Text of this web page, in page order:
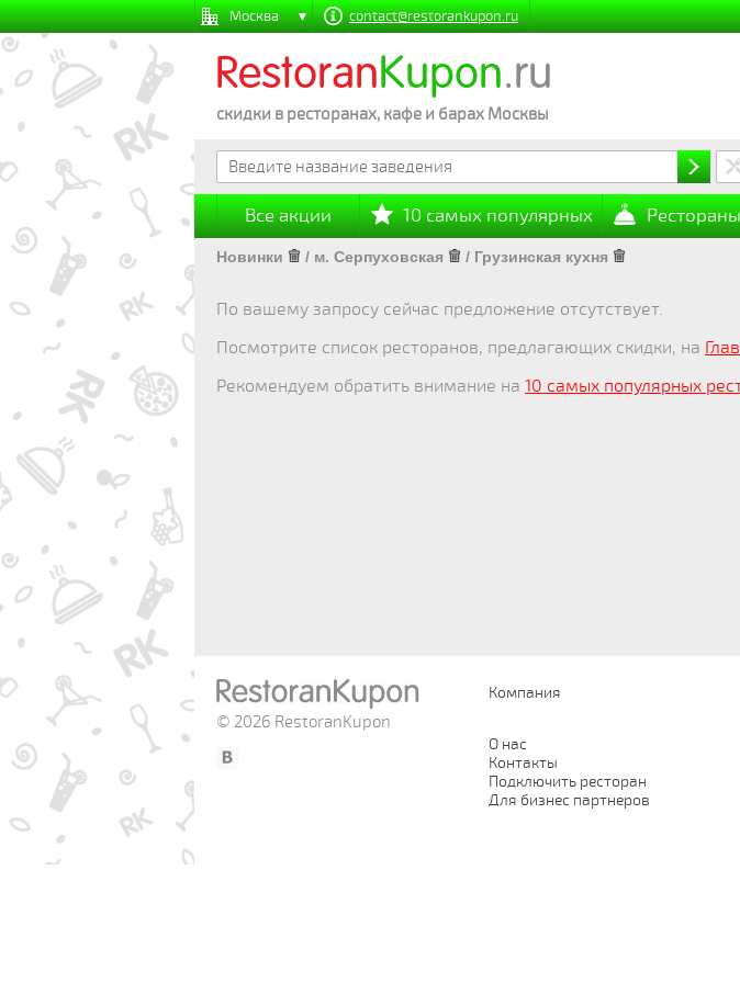
Москва contact@restorankupon.ru
RestoranKupon.ru
скидки в ресторанах, кафе и барах Москвы
Все акции 10 самых популярных
Новинки / м. Серпуховская / Грузинская кухня
По вашему запросу сейчас предложение отсутствует.
Посмотрите список ресторанов, предлагающих скидки, на
Рекомендуем обратить внимание на 10 самых популярных
© 2026 RestoranKupon
Компания
О нас
Контакты
Подключить ресторан
Для бизнес партнеров